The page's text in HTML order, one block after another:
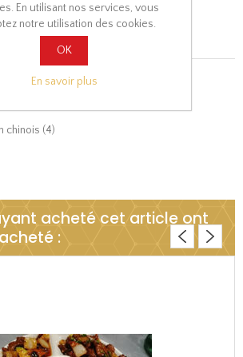
chinois (4)
acheté cet article ont
:
En utilisant nos services, vous
notre utilisation des cookies.
OK
En savoir plus